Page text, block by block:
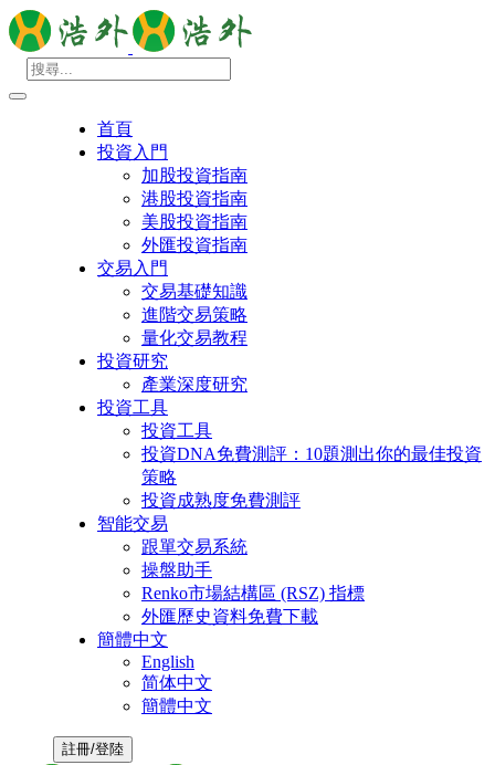
首頁
投資入門
加股投資指南
港股投資指南
美股投資指南
外匯投資指南
交易入門
交易基礎知識
進階交易策略
量化交易教程
投資研究
產業深度研究
投資工具
投資工具
投資DNA免費測評：10題測出你的最佳投資
策略
投資成熟度免費測評
智能交易
跟單交易系統
操盤助手
Renko市場結構區 (RSZ) 指標
外匯歷史資料免費下載
簡體中文
English
简体中文
簡體中文
註冊/登陸